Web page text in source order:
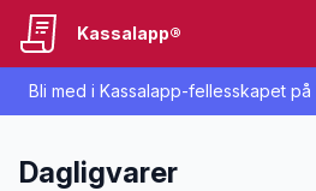
Bli med i Kassalapp-fellesskapet på
Kassalapp®
Dagligvarer